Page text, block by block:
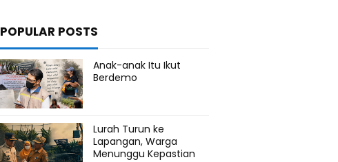
POPULAR POSTS
Anak-anak Itu Ikut
Berdemo
Lurah Turun ke
Lapangan, Warga
Menunggu Kepastian